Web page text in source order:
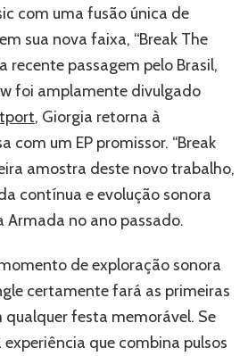
com uma fusão única de
sua nova faixa, “Break The
recente passagem pelo Brasil,
foi amplamente divulgado
, Giorgia retorna à
com um EP promissor. “Break
amostra deste novo trabalho,
contínua e evolução sonora
Armada no ano passado.
de exploração sonora
certamente fará as primeiras
qualquer festa memorável. Se
que combina pulsos